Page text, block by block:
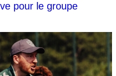
pour le groupe